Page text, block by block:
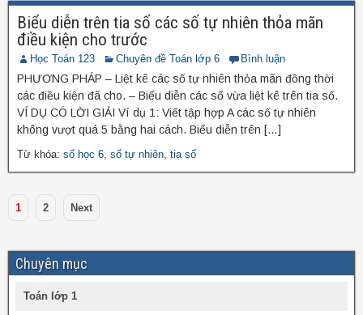
Biểu diễn trên tia số các số tự nhiên thỏa mãn
điều kiện cho trước
Học Toán 123 Chuyên đề Toán lớp 6 Bình luận
PHƯƠNG PHÁP – Liệt kê các số tự nhiên thỏa mãn đồng thời
các điều kiện đã cho. – Biểu diễn các số vừa liệt kê trên tia số.
VÍ DỤ CÓ LỜI GIẢI Ví dụ 1: Viết tập hợp A các số tự nhiên
không vượt quá 5 bằng hai cách. Biểu diễn trên […]
Từ khóa: số học 6, số tự nhiên, tia số
1 2 Next
Chuyên mục
Toán lớp 1